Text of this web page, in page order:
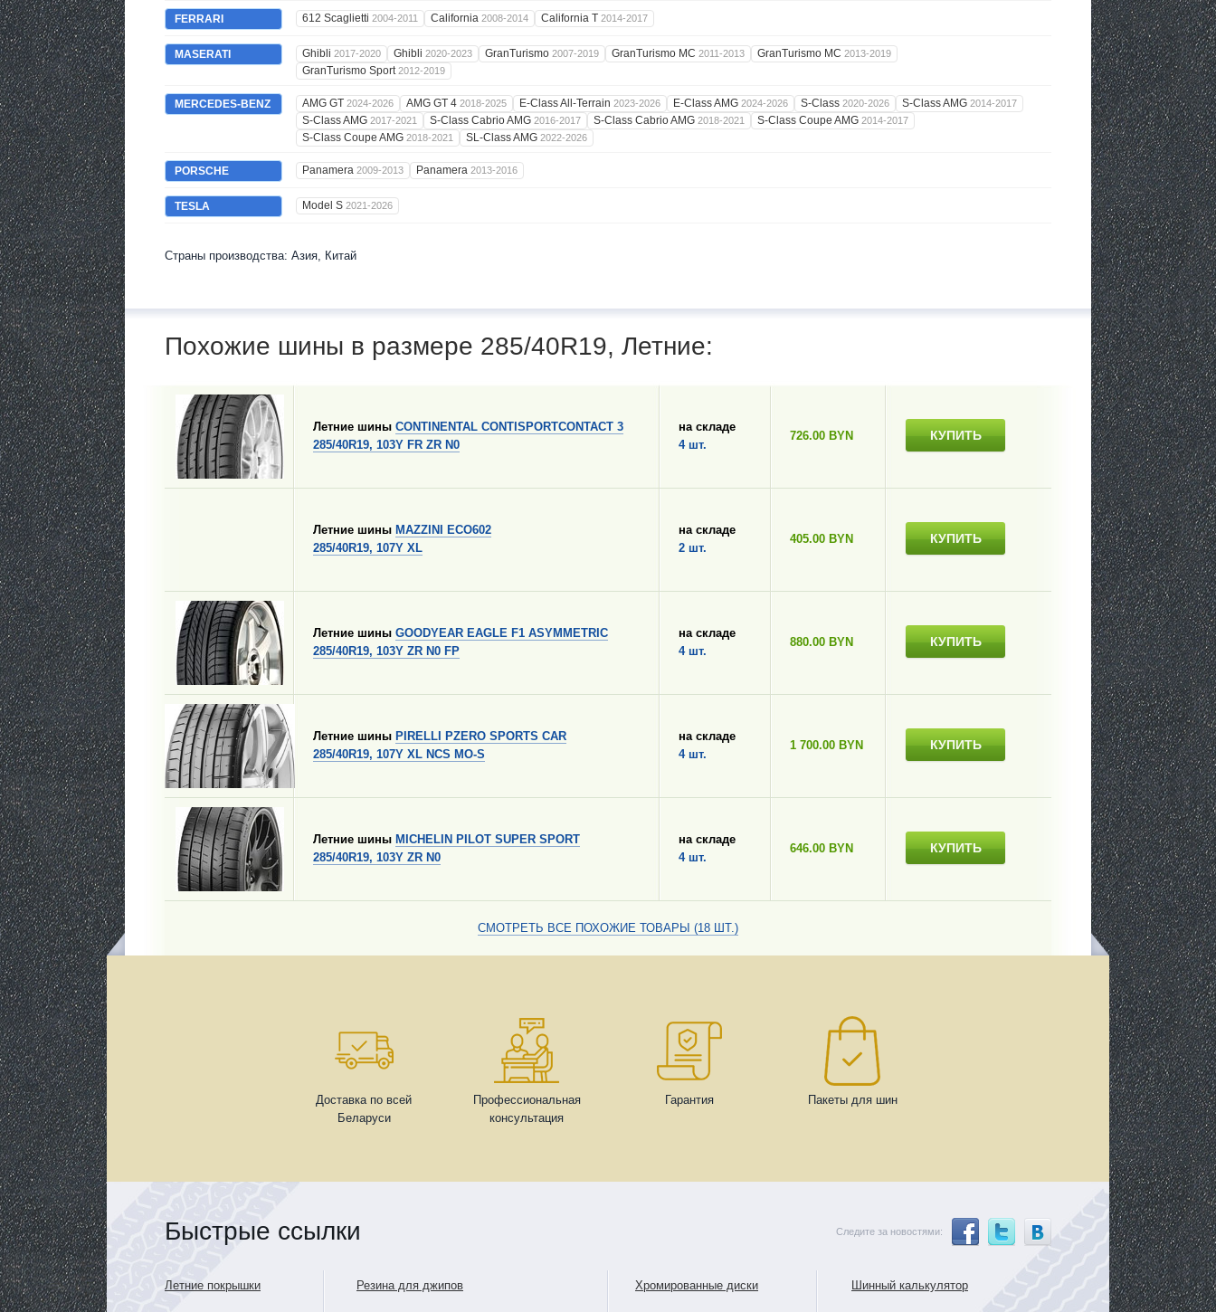
FERRARI 612 Scaglietti 2004-2011 California 2008-2014 California T 2014-2017
MASERATI Ghibli 2017-2020 Ghibli 2020-2023 GranTurismo 2007-2019 GranTurismo MC 2011-2013 GranTurismo MC 2013-2019
GranTurismo Sport2012-2019
MERCEDES-BENZ AMG GT 2024-2026 AMG GT 4 2018-2025 E-Class All-Terrain 2023-2026 E-Class AMG 2024-2026 S-Class 2020-2026 S-Class AMG 2014-2017
S-Class AMG 2017-2021 S-Class Cabrio AMG 2016-2017 S-Class Cabrio AMG 2018-2021 S-Class Coupe AMG 2014-2017
S-Class Coupe AMG 2018-2021 SL-Class AMG 2022-2026
PORSCHE Panamera 2009-2013 Panamera 2013-2016
TESLA Model S 2021-2026
Страны производства: Азия, Китай
Похожие шины в размере 285/40R19, Летние:
Летние шины CONTINENTAL CONTISPORTCONTACT 3
285/40R19, 103Y FR ZR N0
на складе
4 шт.
726.00 BYN КУПИТЬ
Летние шины MAZZINI ECO602
285/40R19, 107Y XL
на складе
2 шт.
405.00 BYN КУПИТЬ
Летние шины GOODYEAR EAGLE F1 ASYMMETRIC
285/40R19, 103Y ZR N0 FP
на складе
4 шт.
880.00 BYN КУПИТЬ
Летние шины PIRELLI PZERO SPORTS CAR
285/40R19, 107Y XL NCS MO-S
на складе
4 шт.
1 700.00 BYN КУПИТЬ
Летние шины MICHELIN PILOT SUPER SPORT
285/40R19, 103Y ZR N0
на складе
4 шт.
646.00 BYN КУПИТЬ
СМОТРЕТЬ ВСЕ ПОХОЖИЕ ТОВАРЫ (18 ШТ.)
Доставка по всей
Беларуси
Профессиональная
консультация
Гарантия Пакеты для шин
Быстрые ссылки Следите за новостями:
Летние покрышки Резина для джипов Хромированные диски Шинный калькулятор